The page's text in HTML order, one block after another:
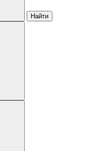
Найти